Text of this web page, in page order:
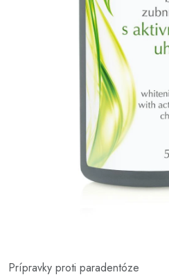
Prípravky proti paradentóze